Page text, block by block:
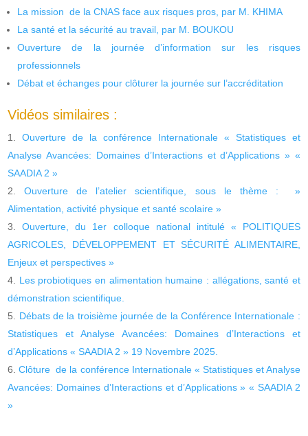
La mission de la CNAS face aux risques pros, par M. KHIMA
La santé et la sécurité au travail, par M. BOUKOU
Ouverture de la journée d’information sur les risques
professionnels
Débat et échanges pour clôturer la journée sur l’accréditation
Vidéos similaires :
Ouverture de la conférence Internationale « Statistiques et
Analyse Avancées: Domaines d’Interactions et d’Applications » «
SAADIA 2 »
Ouverture de l’atelier scientifique, sous le thème : »
Alimentation, activité physique et santé scolaire »
Ouverture, du 1er colloque national intitulé « POLITIQUES
AGRICOLES, DÉVELOPPEMENT ET SÉCURITÉ ALIMENTAIRE,
Enjeux et perspectives »
Les probiotiques en alimentation humaine : allégations, santé et
démonstration scientifique.
Débats de la troisième journée de la Conférence Internationale :
Statistiques et Analyse Avancées: Domaines d’Interactions et
d’Applications « SAADIA 2 » 19 Novembre 2025.
Clôture de la conférence Internationale « Statistiques et Analyse
Avancées: Domaines d’Interactions et d’Applications » « SAADIA 2
»